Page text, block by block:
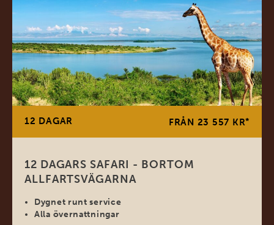
12 DAGAR FRÅN 23 557 KR*
12 DAGARS SAFARI - BORTOM
ALLFARTSVÄGARNA
Dygnet runt service
Alla övernattningar